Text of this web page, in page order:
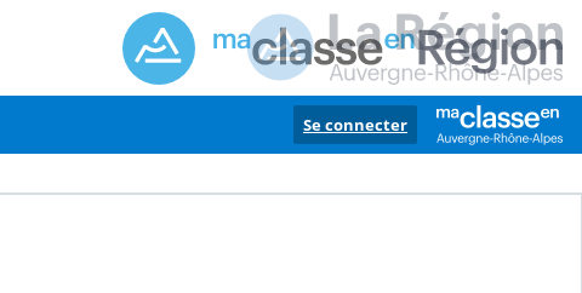
Se connecter